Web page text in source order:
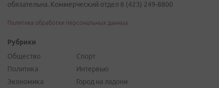
обязательна. Коммерческий отдел 8 (423) 249-8800
Политика обработки персональных данных
Рубрики
Общество
Политика
Экономика
Спорт
Интервью
Город на ладони